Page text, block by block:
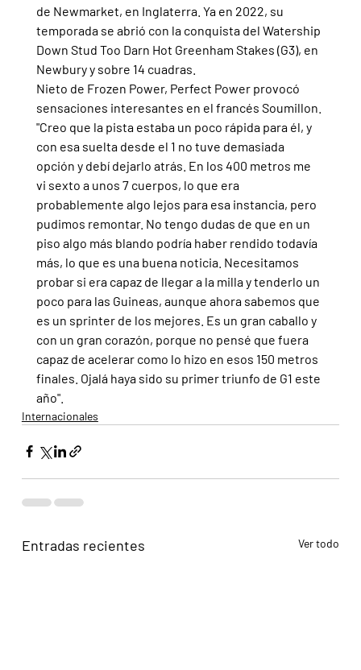
de Newmarket, en Inglaterra. Ya en 2022, su
temporada se abrió con la conquista del Watership
Down Stud Too Darn Hot Greenham Stakes (G3), en
Newbury y sobre 14 cuadras.
Nieto de Frozen Power, Perfect Power provocó
sensaciones interesantes en el francés Soumillon.
"Creo que la pista estaba un poco rápida para él, y
con esa suelta desde el 1 no tuve demasiada
opción y debí dejarlo atrás. En los 400 metros me
vi sexto a unos 7 cuerpos, lo que era
probablemente algo lejos para esa instancia, pero
pudimos remontar. No tengo dudas de que en un
piso algo más blando podría haber rendido todavía
más, lo que es una buena noticia. Necesitamos
probar si era capaz de llegar a la milla y tenderlo un
poco para las Guineas, aunque ahora sabemos que
es un sprinter de los mejores. Es un gran caballo y
con un gran corazón, porque no pensé que fuera
capaz de acelerar como lo hizo en esos 150 metros
finales. Ojalá haya sido su primer triunfo de G1 este
año".
Internacionales
Entradas recientes Ver todo